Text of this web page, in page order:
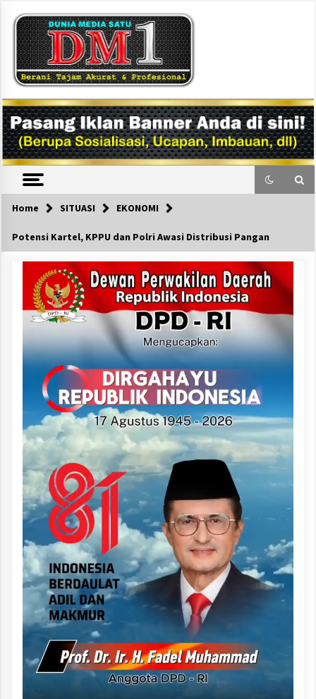
content
DM1
Home SITUASI EKONOMI
Potensi Kartel, KPPU dan Polri Awasi Distribusi Pangan